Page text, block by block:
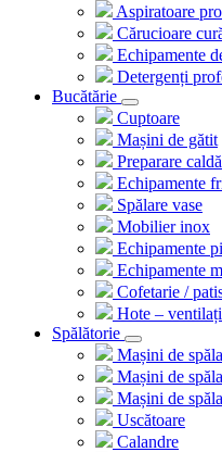
Aspiratoare
Cărucioare
Echipamente
Detergenți
Bucătărie
Cuptoare
Mașini de gătit
Preparare caldă
Echipamente
Spălare vase
Mobilier inox
Echipamente
Echipamente
Cofetarie /
Hote –
Spălătorie
Mașini de
Mașini de
Mașini de
Uscătoare
Calandre